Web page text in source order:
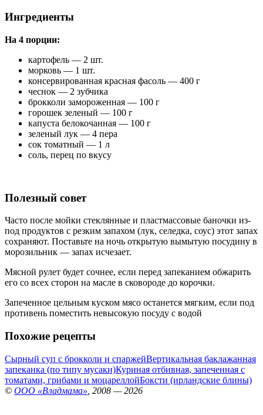
Ингредиенты
На 4 порции:
картофель — 2 шт.
морковь — 1 шт.
консервированная красная фасоль — 400 г
чеснок — 2 зубчика
брокколи замороженная — 100 г
горошек зеленый — 100 г
капуста белокочанная — 100 г
зеленый лук — 4 пера
сок томатный — 1 л
соль, перец по вкусу
Полезный совет
Часто после мойки стеклянные и пластмассовые баночки из-
под продуктов с резким запахом (лук, селедка, соус) этот запах
сохраняют. Поставьте на ночь открытую вымытую посудину в
морозильник — запах исчезает.
Мясной рулет будет сочнее, если перед запеканием обжарить
его со всех сторон на масле в сковороде до корочки.
Запеченное цельным куском мясо останется мягким, если под
противень поместить невысокую посуду с водой
Похожие рецепты
Сырный суп с брокколи и спаржейВертикальная баклажанная
запеканка (по типу мусаки)Куриная отбивная, запеченная с
томатами, грибами и моцареллойБоксти (ирландские блины)
© ООО «Владмама» , 2008 — 2026